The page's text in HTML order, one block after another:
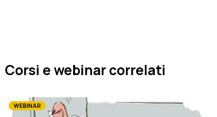
Corsi e webinar correlati
WEBINAR